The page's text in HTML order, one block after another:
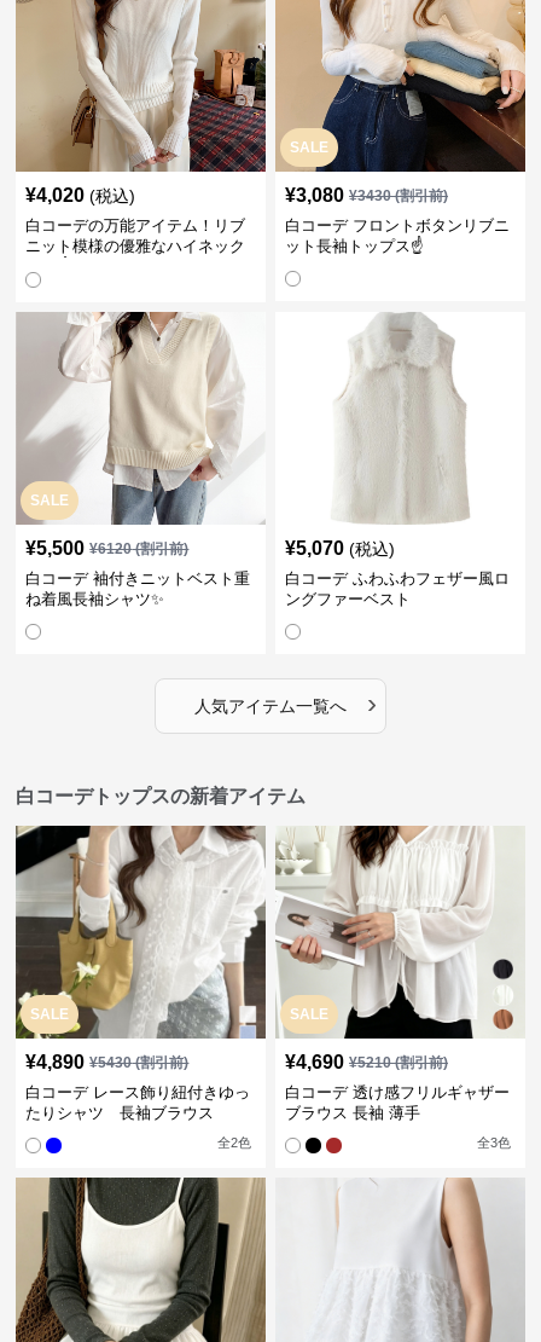
¥4,020 (税込)
白コーデの万能アイテム！リブ
ニット模様の優雅なハイネック
SALE
¥3,080 ¥3430(割引前)
白コーデ フロントボタンリブニ
ット長袖トップス☝️
SALE
¥5,500 ¥6120(割引前)
白コーデ 袖付きニットベスト重
ね着風長袖シャツ✨
¥5,070 (税込)
白コーデ ふわふわフェザー風ロ
ングファーベスト
人気アイテム一覧へ ›
白コーデトップスの新着アイテム
SALE
¥4,890 ¥5430(割引前)
白コーデ レース飾り紐付きゆっ
たりシャツ 長袖ブラウス
全2色
SALE
¥4,690 ¥5210(割引前)
白コーデ 透け感フリルギャザー
ブラウス 長袖 薄手
全3色